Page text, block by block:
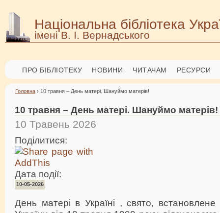
Національна бібліотека
імені В. І. Вернадського
ПРО БІБЛІОТЕКУ НОВИНИ ЧИТАЧАМ РЕСУРСИ
Головна › 10 травня – День матері. Шануймо матерів!
10 травня – День матері. Шануймо матерів!
10 Травень 2026
Поділитися:
Дата події:
10-05-2026
День матері в Україні , свято,